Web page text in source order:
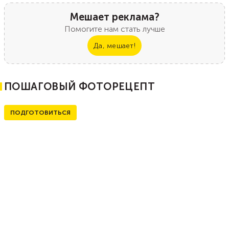
Мешает реклама?
Помогите нам стать лучше
Да, мешает!
ПОШАГОВЫЙ ФОТОРЕЦЕПТ
ПОДГОТОВИТЬСЯ